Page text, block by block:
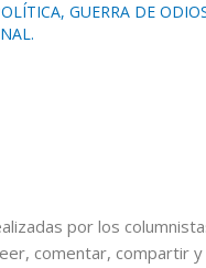
GUERRA DE
por los
comentar, compartir